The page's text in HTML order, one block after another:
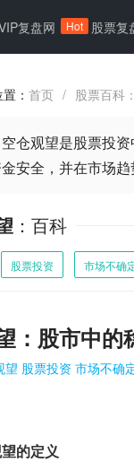
： 首页 / 股票百科：
空仓观望是股票投
安全，并在市场
：百科
股票投资 市场不确
：股市中的
望 股票投资 市场不确
的定义
复盘网 Hot 股票复